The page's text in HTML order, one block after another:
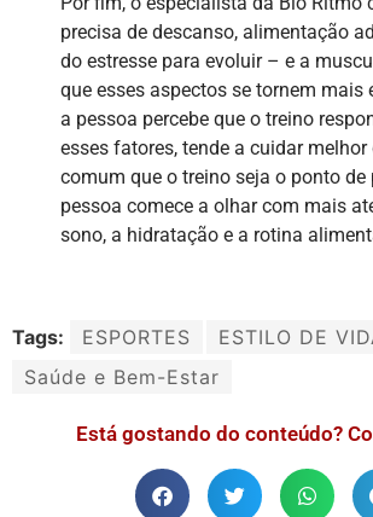
precisa de descanso, alimentação
do estresse para evoluir – e a
que esses aspectos se tornem mais
a pessoa percebe que o treino
esses fatores, tende a cuidar
comum que o treino seja o ponto de
pessoa comece a olhar com mais
sono, a hidratação e a rotina
Tags: ESPORTES
ESTILO DE
Saúde e Bem-Estar
Está gostando do conteúdo?